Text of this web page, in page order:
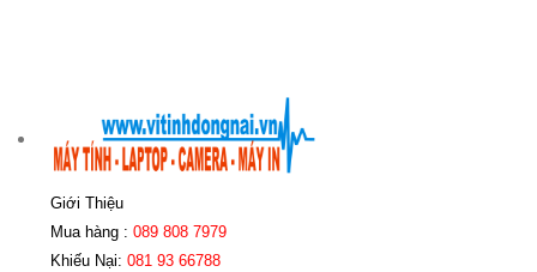
Giới Thiệu
Mua hàng : 089 808 7979
Khiếu Nại: 081 93 66788